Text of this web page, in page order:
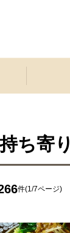
持ち寄り
件(1/7ページ)